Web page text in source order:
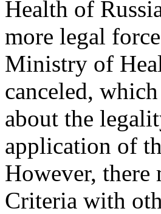
Health of
more legal
Ministry of
canceled,
about the
application of
However,
Criteria with